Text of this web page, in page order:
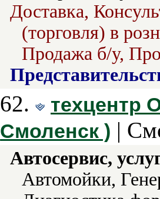
Доставка,
(торговля) в
Продажа б/у,
62.
техцентр
Смоленск ) |
Автосервис,
Автомойки,